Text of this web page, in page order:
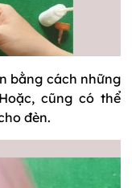
bằng cách những
cũng có thể
đèn.